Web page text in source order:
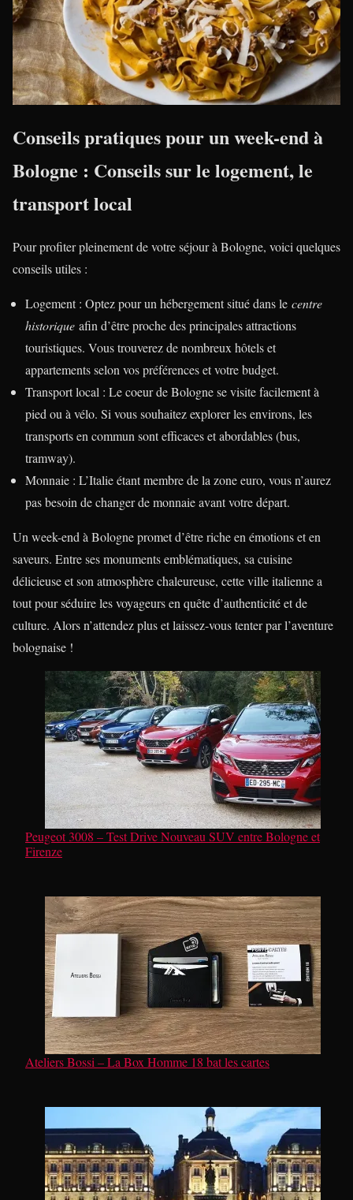
Conseils pratiques pour un week-end à
Bologne : Conseils sur le logement, le
transport local
Pour profiter pleinement de votre séjour à Bologne, voici quelques
conseils utiles :
Logement : Optez pour un hébergement situé dans le centre
historique afin d’être proche des principales attractions
touristiques. Vous trouverez de nombreux hôtels et
appartements selon vos préférences et votre budget.
Transport local : Le coeur de Bologne se visite facilement à
pied ou à vélo. Si vous souhaitez explorer les environs, les
transports en commun sont efficaces et abordables (bus,
tramway).
Monnaie : L’Italie étant membre de la zone euro, vous n’aurez
pas besoin de changer de monnaie avant votre départ.
Un week-end à Bologne promet d’être riche en émotions et en
saveurs. Entre ses monuments emblématiques, sa cuisine
délicieuse et son atmosphère chaleureuse, cette ville italienne a
tout pour séduire les voyageurs en quête d’authenticité et de
culture. Alors n’attendez plus et laissez-vous tenter par l’aventure
bolognaise !
Peugeot 3008 – Test Drive Nouveau SUV entre Bologne et
Firenze
Ateliers Bossi – La Box Homme 18 bat les cartes